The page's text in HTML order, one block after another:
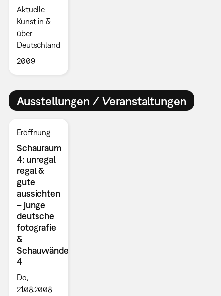
Aktuelle
Kunst in &
über
Deutschland
2009
Ausstellungen / Veranstaltungen
Eröffnung
Schauraum
4: unregal
regal &
gute
aussichten
– junge
deutsche
fotografie
&
Schauwände
4
Do,
21.08.2008